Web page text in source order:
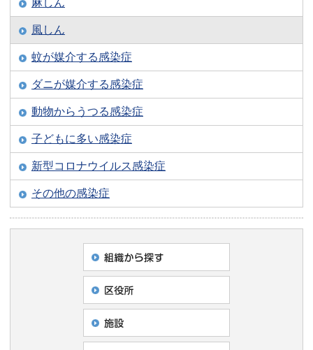
麻しん
風しん
蚊が媒介する感染症
ダニが媒介する感染症
動物からうつる感染症
子どもに多い感染症
新型コロナウイルス感染症
その他の感染症